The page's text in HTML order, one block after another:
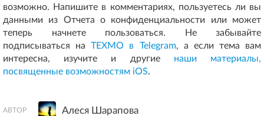
возможно. Напишите в комментариях, пользуетесь ли вы
данными из Отчета о конфиденциальности или может
теперь начнете пользоваться. Не забывайте
подписываться наТЕХМО в Telegram, а если тема вам
интересна, изучите и другие наши материалы,
посвященные возможностям iOS.
АВТОР Алеся Шарапова